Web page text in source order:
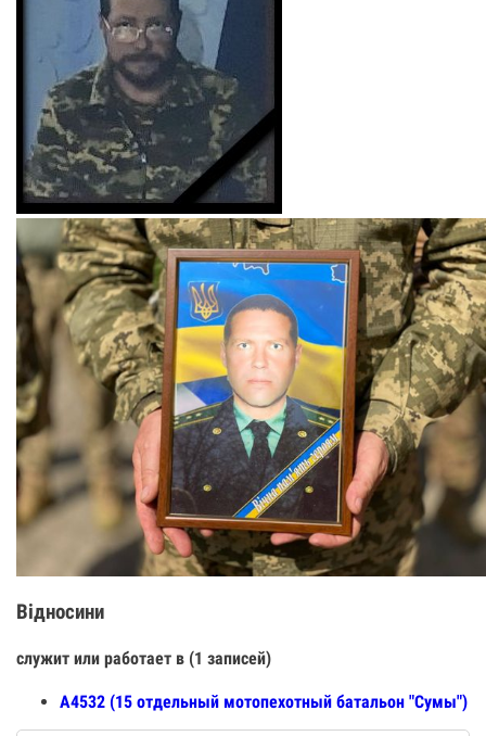
Відносини
служит или работает в (1 записей)
А4532 (15 отдельный мотопехотный батальон "Сумы")